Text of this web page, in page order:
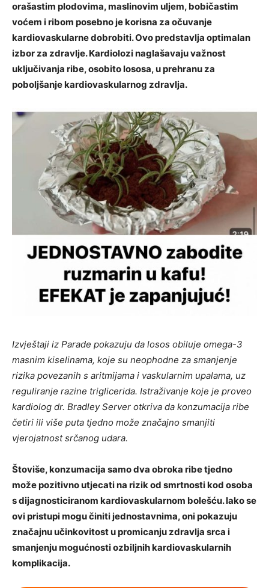
orašastim plodovima, maslinovim uljem, bobičastim
voćem i ribom posebno je korisna za očuvanje
kardiovaskularne dobrobiti. Ovo predstavlja optimalan
izbor za zdravlje. Kardiolozi naglašavaju važnost
uključivanja ribe, osobito lososa, u prehranu za
poboljšanje kardiovaskularnog zdravlja.
Izvještaji iz Parade pokazuju da losos obiluje omega-3
masnim kiselinama, koje su neophodne za smanjenje
rizika povezanih s aritmijama i vaskularnim upalama, uz
reguliranje razine triglicerida. Istraživanje koje je proveo
kardiolog dr. Bradley Server otkriva da konzumacija ribe
četiri ili više puta tjedno može značajno smanjiti
vjerojatnost srčanog udara.
Štoviše, konzumacija samo dva obroka ribe tjedno
može pozitivno utjecati na rizik od smrtnosti kod osoba
s dijagnosticiranom kardiovaskularnom bolešću. Iako se
ovi pristupi mogu činiti jednostavnima, oni pokazuju
značajnu učinkovitost u promicanju zdravlja srca i
smanjenju mogućnosti ozbiljnih kardiovaskularnih
komplikacija.